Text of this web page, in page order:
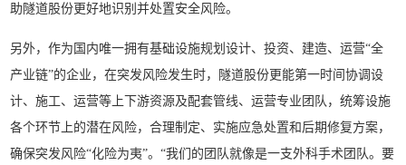
助隧道股份更好地识别并处置安全风险。
另外，作为国内唯一拥有基础设施规划设计、投资、建造、运营“全
产业链”的企业，在突发风险发生时，隧道股份更能第一时间协调设
计、施工、运营等上下游资源及配套管线、运营专业团队，统筹设施
各个环节上的潜在风险，合理制定、实施应急处置和后期修复方案，
确保突发风险“化险为夷”。“我们的团队就像是一支外科手术团队。要